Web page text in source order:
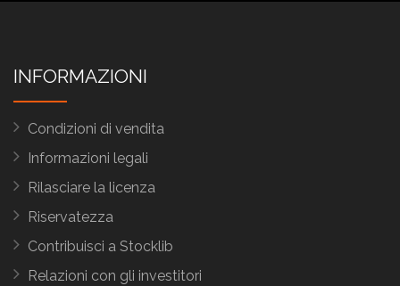
INFORMAZIONI
Condizioni di vendita
Informazioni legali
Rilasciare la licenza
Riservatezza
Contribuisci a Stocklib
Relazioni con gli investitori